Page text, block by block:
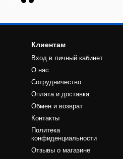
Клиентам
Вход в личный кабинет
О нас
Сотрудничество
Оплата и доставка
Обмен и возврат
Контакты
Политека
конфиденциальности
Отзывы о магазине